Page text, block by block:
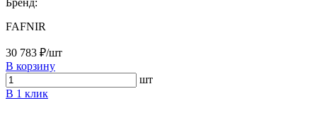
FAFNIR
30 783 ₽/шт
В корзину
шт
В 1 клик